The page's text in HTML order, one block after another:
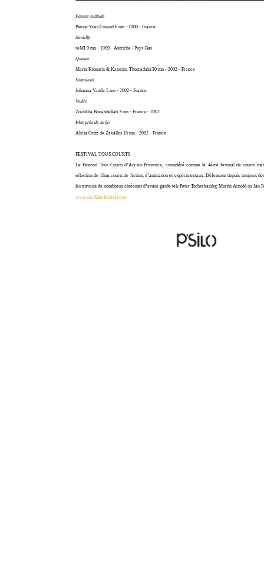
Fausse solitude
Pierre-Yves Cruaud 6 mn - 2000 - France
Neoklijt
reMI 9 mn - 1999 - Autriche / Pays-Bas
Quasar
Maria Klonaris & Katerina Thomadaki 30 mn - 2002 - France
Samouraï
Johanna Vaude 5 mn - 2002 - France
Voilée
Zoulikha Bouabdellah 3 mn - France - 2002
Plus près de la fin
Alicia Ortiz de Zavallos 15 mn - 2002 - France
FESTIVAL TOUS COURTS
Le Festival Tous Courts d’Aix-en-Provence, considéré comme le 4ème festival de courts
sélection de films courts de fiction, d’animation et expérimentaux. Défenseur depuis toujours
les travaux de nombreux cinéastes d’avant-garde tels Peter Tscherkassky, Martin Arnold ou Jan
www.aix-film-festival.com